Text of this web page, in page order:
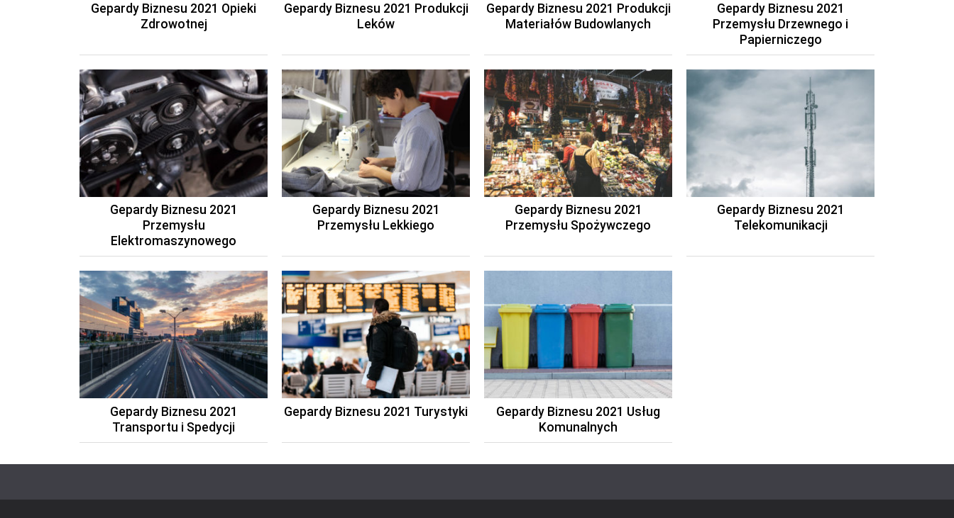
Gepardy Biznesu 2021 Opieki
Zdrowotnej
Gepardy Biznesu 2021 Produkcji
Leków
Gepardy Biznesu 2021 Produkcji
Materiałów Budowlanych
Gepardy Biznesu 2021
Przemysłu Drzewnego i
Papierniczego
Gepardy Biznesu 2021
Przemysłu
Elektromaszynowego
Gepardy Biznesu 2021
Przemysłu Lekkiego
Gepardy Biznesu 2021
Przemysłu Spożywczego
Gepardy Biznesu 2021
Telekomunikacji
Gepardy Biznesu 2021
Transportu i Spedycji
Gepardy Biznesu 2021 Turystyki
Gepardy Biznesu 2021 Usług
Komunalnych